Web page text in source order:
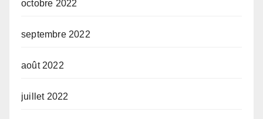
octobre 2022
septembre 2022
août 2022
juillet 2022